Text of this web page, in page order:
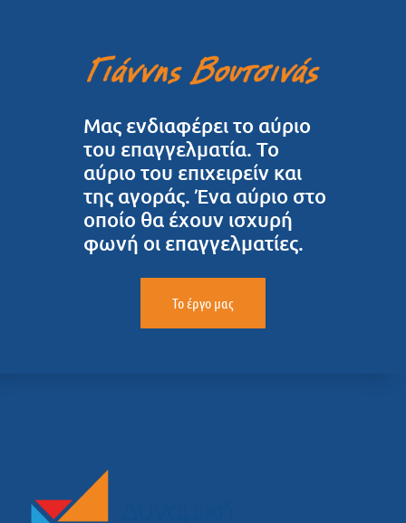
Μας ενδιαφέρει το αύριο
του επαγγελματία. Το
αύριο του επιχειρείν και
της αγοράς. Ένα αύριο στο
οποίο θα έχουν ισχυρή
φωνή οι επαγγελματίες.
Το έργο μας